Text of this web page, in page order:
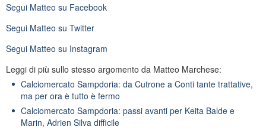
Segui Matteo su Facebook
Segui Matteo su Twitter
Segui Matteo su Instagram
Leggi di più sullo stesso argomento da Matteo Marchese:
Calciomercato Sampdoria: da Cutrone a Conti tante trattative,
ma per ora è tutto è fermo
Calciomercato Sampdoria: passi avanti per Keita Balde e
Marin, Adrien Silva difficile